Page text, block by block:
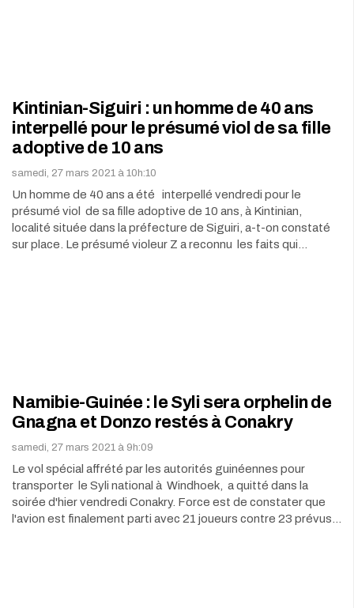
Kintinian-Siguiri : un homme de 40 ans
interpellé pour le présumé viol de sa fille
adoptive de 10 ans
samedi, 27 mars 2021 à 10h:10
Un homme de 40 ans a été interpellé vendredi pour le
présumé viol de sa fille adoptive de 10 ans, à Kintinian,
localité située dans la préfecture de Siguiri, a-t-on constaté
sur place. Le présumé violeur Z a reconnu les faits qui…
Namibie-Guinée : le Syli sera orphelin de
Gnagna et Donzo restés à Conakry
samedi, 27 mars 2021 à 9h:09
Le vol spécial affrété par les autorités guinéennes pour
transporter le Syli national à Windhoek, a quitté dans la
soirée d'hier vendredi Conakry. Force est de constater que
l'avion est finalement parti avec 21 joueurs contre 23 prévus…